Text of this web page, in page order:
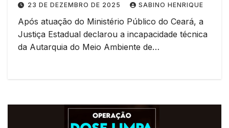
23 DE DEZEMBRO DE 2025 SABINO HENRIQUE
Após atuação do Ministério Público do Ceará, a
Justiça Estadual declarou a incapacidade técnica
da Autarquia do Meio Ambiente de…